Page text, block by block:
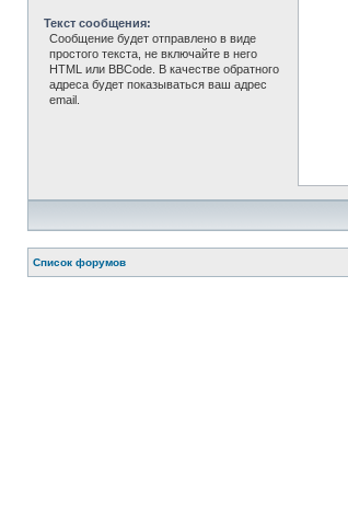
Текст сообщения:
Сообщение будет отправлено в виде
простого текста, не включайте в него
HTML или BBCode. В качестве обратного
адреса будет показываться ваш адрес
email.
Список форумов